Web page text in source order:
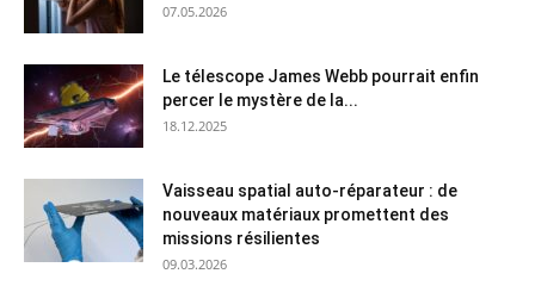
07.05.2026
Le télescope James Webb pourrait enfin
percer le mystère de la...
18.12.2025
Vaisseau spatial auto-réparateur : de
nouveaux matériaux promettent des
missions résilientes
09.03.2026